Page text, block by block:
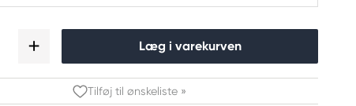
Læg i varekurven
Tilføj til ønskeliste »